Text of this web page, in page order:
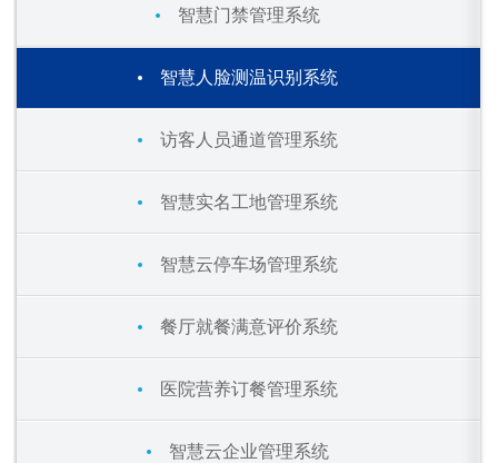
智慧门禁管理系统
智慧人脸测温识别系统
访客人员通道管理系统
智慧实名工地管理系统
智慧云停车场管理系统
餐厅就餐满意评价系统
医院营养订餐管理系统
智慧云企业管理系统